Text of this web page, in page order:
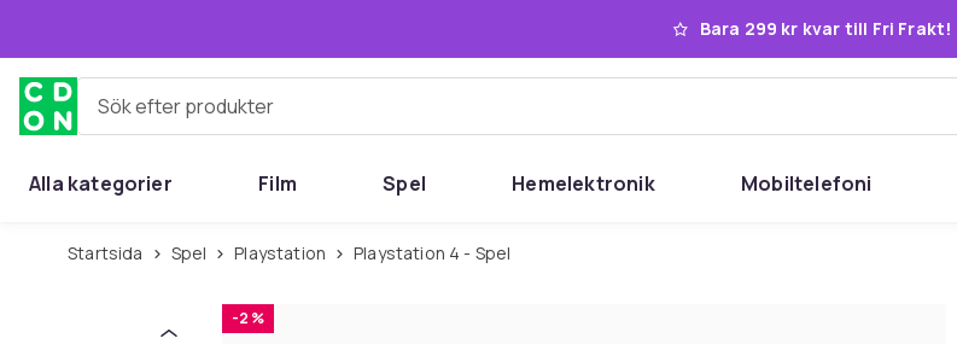
Bara 299 kr kvar till Fri Frakt!
Sök efter produkter
Alla kategorier Film Spel Hemelektronik Mobiltelefoni
Startsida Spel Playstation Playstation 4 - Spel
-2 %